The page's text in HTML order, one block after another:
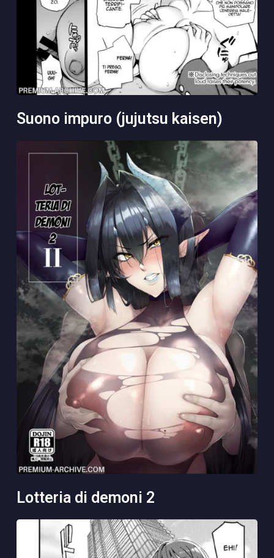
suono impuro (jujutsu kaisen)
lotteria di demoni 2